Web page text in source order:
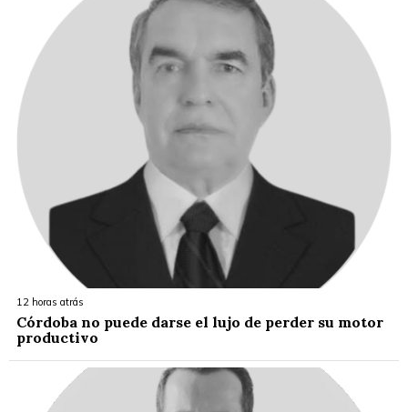
12 horas atrás
Córdoba no puede darse el lujo de perder su motor
productivo